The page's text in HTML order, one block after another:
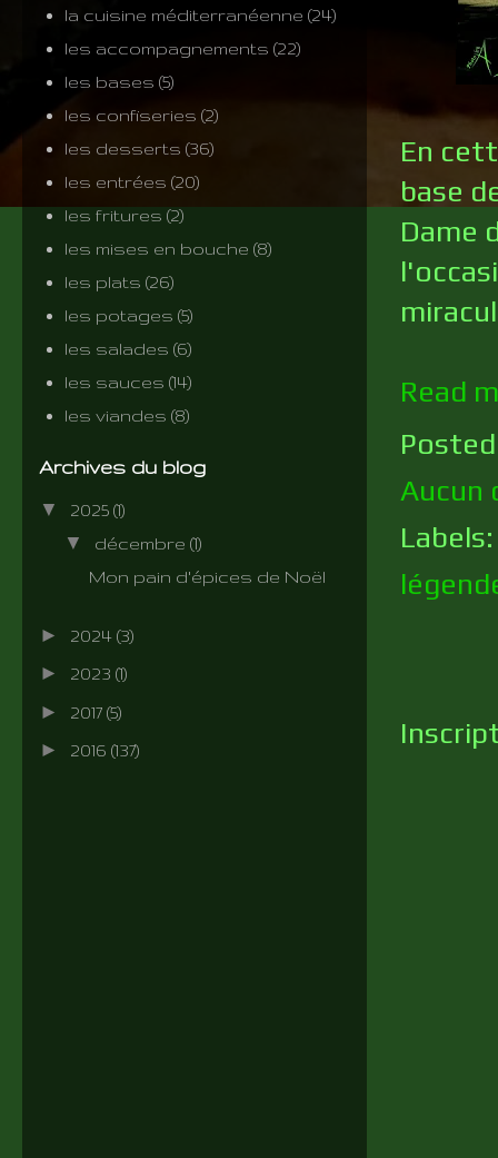
En
base
Dame
Read
Aucun
la cuisine méditerranéenne (24)
les accompagnements (22)
les bases (5)
les confiseries (2)
les desserts (36)
les entrées (20)
les fritures (2)
les mises en bouche (8)
les plats (26)
les potages (5)
les salades (6)
les sauces (14)
les viandes (8)
Archives du blog
▼ 2025 (1)
▼ décembre (1)
Mon pain d'épices de Noël
► 2024 (3)
► 2023 (1)
► 2017 (5)
► 2016 (137)